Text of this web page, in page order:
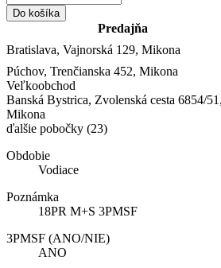
Do košíka
Predajňa
Bratislava, Vajnorská 129, Mikona
Púchov, Trenčianska 452, Mikona
Veľkoobchod
Banská Bystrica, Zvolenská cesta 6854/51,
Mikona
ďalšie pobočky (23)
Obdobie
Vodiace
Poznámka
18PR M+S 3PMSF
3PMSF (ANO/NIE)
ANO